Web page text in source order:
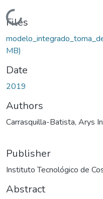
Loading...
Files
MB)
Date
2019
Authors
Carrasquilla-Batista, Arys
Publisher
Instituto Tecnológico de
Abstract